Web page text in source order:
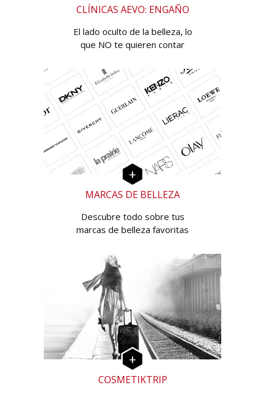
CLÍNICAS AEVO: ENGAÑO
El lado oculto de la belleza, lo
que NO te quieren contar
MARCAS DE BELLEZA
Descubre todo sobre tus
marcas de belleza favoritas
COSMETIKTRIP